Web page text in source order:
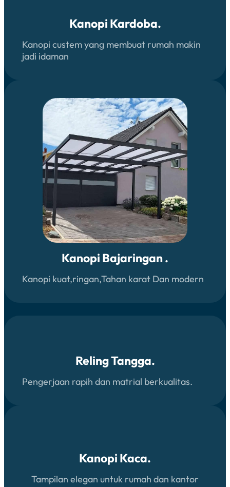
Kanopi Kardoba.
Kanopi custem yang membuat rumah makin
jadi idaman
Kanopi Bajaringan .
Kanopi kuat,ringan,Tahan karat Dan modern
Reling Tangga.
Pengerjaan rapih dan matrial berkualitas.
Kanopi Kaca.
Tampilan elegan untuk rumah dan kantor